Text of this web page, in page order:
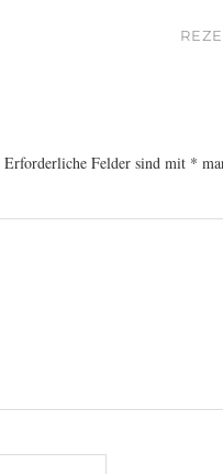
Erforderliche Felder sind mit *